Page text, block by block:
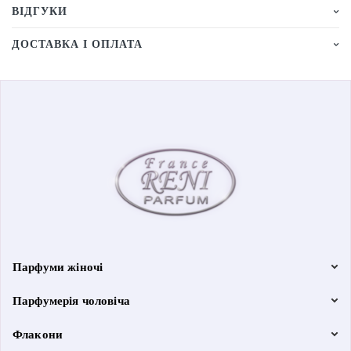
ВІДГУКИ
ДОСТАВКА І ОПЛАТА
Парфуми жіночі
Парфумерія чоловіча
Флакони